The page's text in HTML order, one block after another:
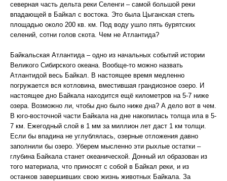
северная часть дельта реки Селенги – самой большой реки
впадающей в Байкал с востока. Это была Цыганская степь
площадью около 200 кв. км. Под воду ушло пять бурятских
селений, сотни голов скота. Чем не Атлантида?
Байкальская Атлантида – одно из начальных событий истории
Великого Сибирского океана. Вообще-то можно назвать
Атлантидой весь Байкал. В настоящее время медленно
погружается вся котловина, вместившая грандиозное озеро. И
настоящее дно Байкала находится ещё километров на 5-7 ниже
озера. Возможно ли, чтобы дно было ниже дна? А дело вот в чем.
В юго-восточной части Байкала на дне накопилась толща ила в 5-
7 км. Ежегодный слой в 1 мм за миллион лет даст 1 км толщи.
Если бы впадина не углублялась, озерные отложения давно
заполнили бы озеро. Уберем мысленно эти рыхлые остатки –
глубина Байкала станет океанической. Донный ил образован из
того материала, что приносят с собой в Байкал реки, и из
останков завершивших свою жизнь животных Байкала. За